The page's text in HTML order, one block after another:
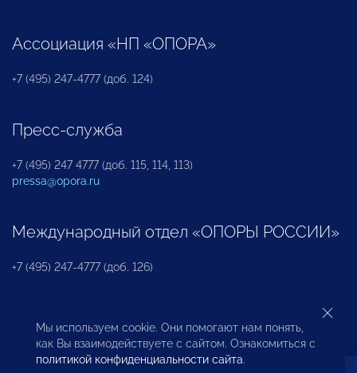
Ассоциация «НП «ОПОРА»
+7 (495) 247-4777 (доб. 124)
Пресс-служба
+7 (495) 247 4777 (доб. 115, 114, 113)
pressa@opora.ru
Международный отдел «ОПОРЫ РОССИИ»
+7 (495) 247-4777 (доб. 126)
Бюро по защите прав предпринимателей и
инвесторов
Мы используем cookie. Они помогают нам понять,
как Вы взаимодействуете с сайтом. Ознакомиться с
политикой конфиденциальности сайта.